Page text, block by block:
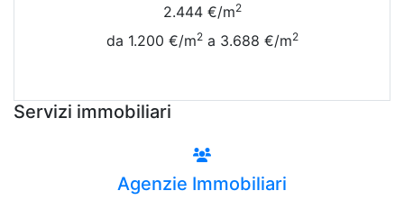
2.444 €/m2
da 1.200 €/m2a 3.688 €/m2
Servizi immobiliari
Agenzie Immobiliari